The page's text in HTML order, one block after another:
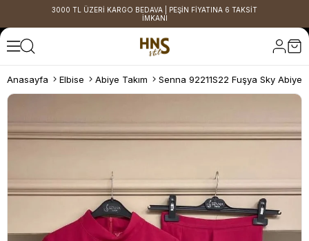
3000 TL ÜZERİ KARGO BEDAVA | PEŞİN FİYATINA 6 TAKSİT
İMKANI
Anasayfa Elbise Abiye Takım Senna 92211S22 Fuşya Sky Abiye